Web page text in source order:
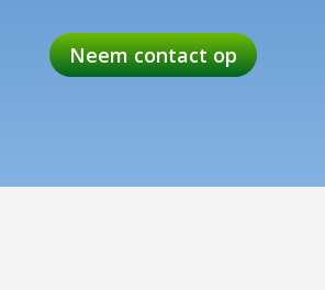
Neem contact op